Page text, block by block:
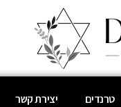
טרנדים יצירת קשר